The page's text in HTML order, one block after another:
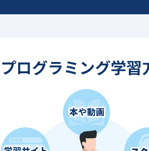
プログラミング学習